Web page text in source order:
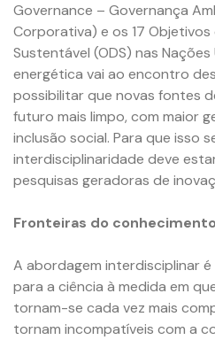
Governance – Governança
Corporativa) e os 17
Sustentável (ODS) nas
energética vai ao encontro
possibilitar que novas fontes
futuro mais limpo, com maior
inclusão social. Para que isso
interdisciplinaridade deve
pesquisas geradoras de
Fronteiras do conhecimento
A abordagem interdisciplinar
para a ciência à medida em
tornam-se cada vez mais
tornam incompatíveis com a